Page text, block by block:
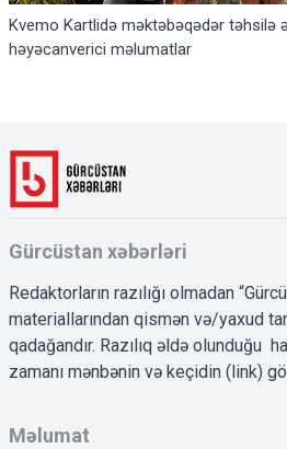
Kvemo Kartlidə məktəbəqədər təhsilə
həyəcanverici məlumatlar
Gürcüstan xəbərləri
Redaktorların razılığı olmadan
materiallarından qismən və/yaxud
qadağandır. Razılıq əldə olunduğu
zamanı mənbənin və keçidin (link)
Məlumat